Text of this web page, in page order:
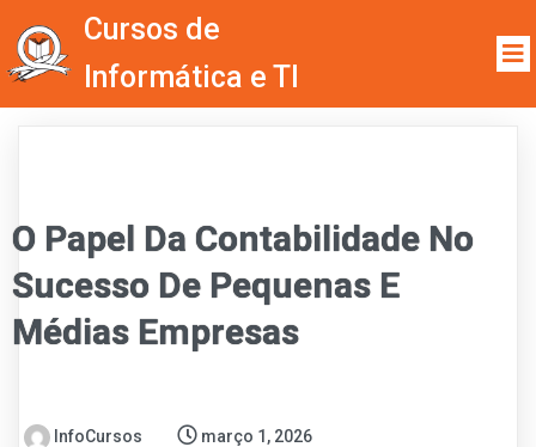
Cursos de
Informática e TI
O Papel Da Contabilidade No
Sucesso De Pequenas E
Médias Empresas
InfoCursos março 1, 2026